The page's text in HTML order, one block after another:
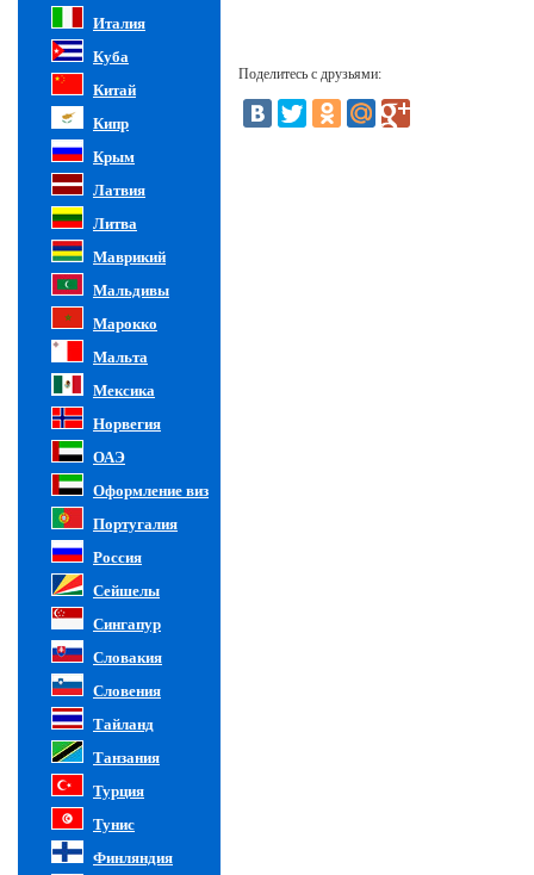
Италия
Куба
Китай
Кипр
Крым
Латвия
Литва
Маврикий
Мальдивы
Марокко
Мальта
Мексика
Норвегия
ОАЭ
Оформление виз
Португалия
Россия
Сейшелы
Сингапур
Словакия
Словения
Тайланд
Танзания
Турция
Тунис
Финляндия
Поделитесь с друзьями: